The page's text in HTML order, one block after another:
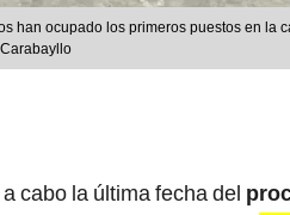
han ocupado los primeros puestos en la
cabo la última fecha del